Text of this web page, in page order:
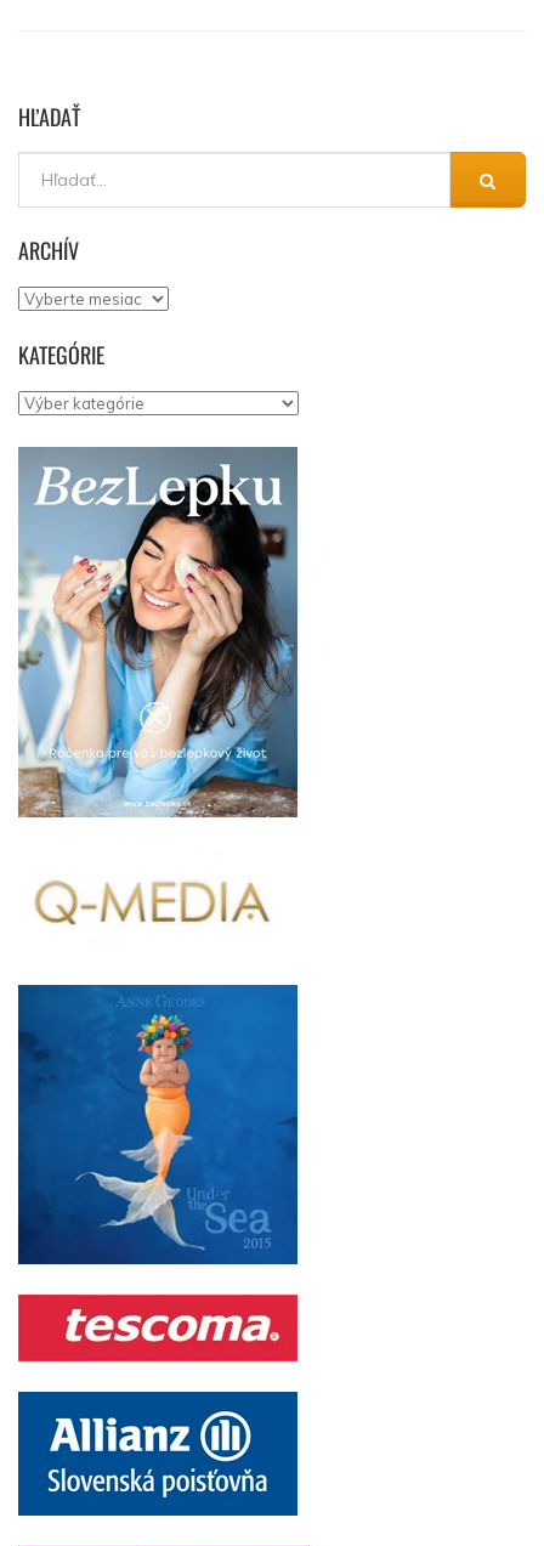
HĽADAŤ
ARCHÍV
Archív
KATEGÓRIE
Kategórie